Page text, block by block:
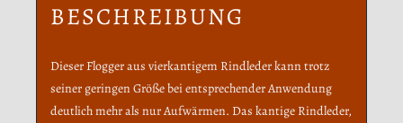
BESCHREIBUNG
Dieser Flogger aus vierkantigem Rindleder kann trotz
seiner geringen Größe bei entsprechender Anwendung
deutlich mehr als nur Aufwärmen. Das kantige Rindleder,